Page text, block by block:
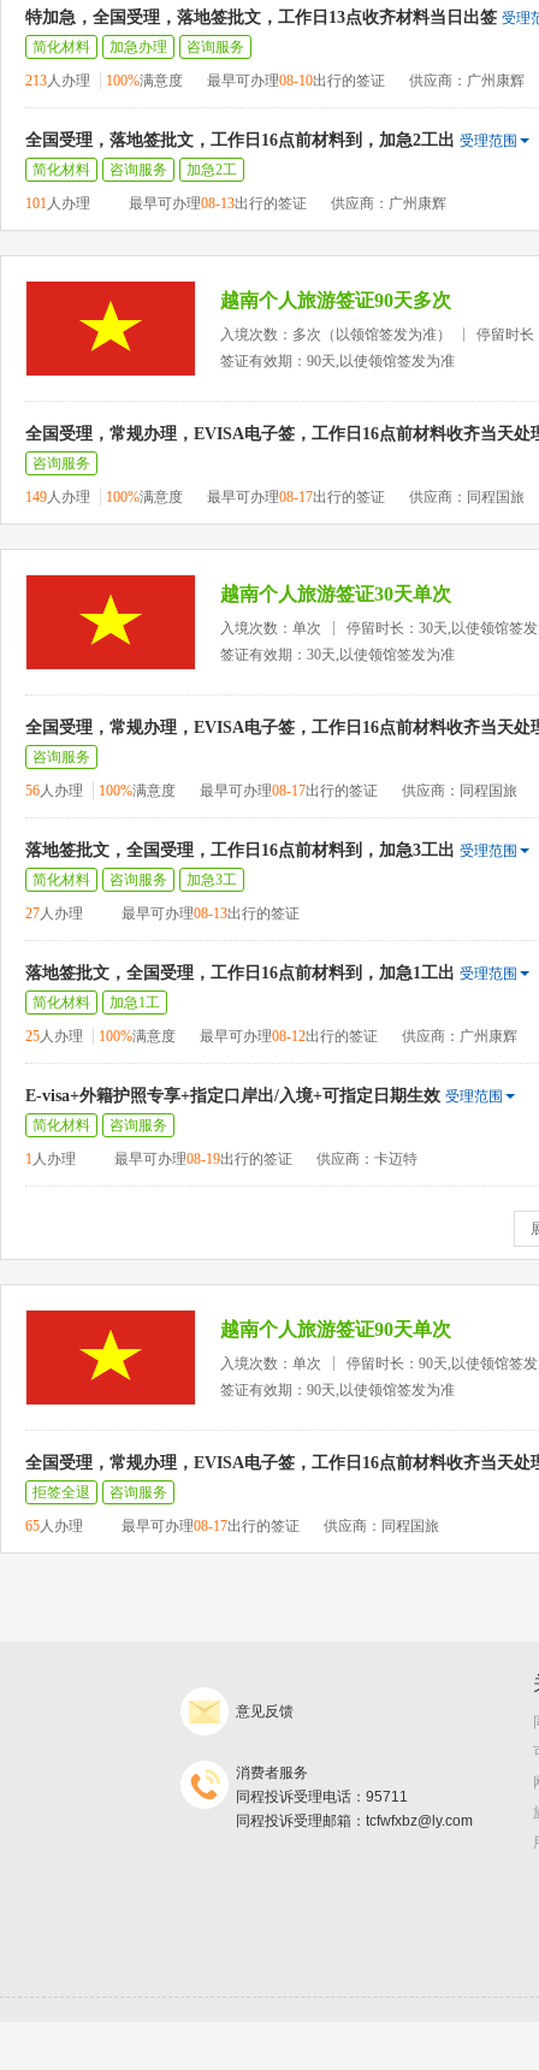
特加急，全国受理，落地签批文，工作日13点收齐材料当日出签 受理
简化材料
加急办理
咨询服务
213人办理 100%满意度 最早可办理08-10出行的签证 供应商：广州康辉
全国受理，落地签批文，工作日16点前材料到，加急2工出 受理范围
简化材料
咨询服务
加急2工
101人办理 最早可办理08-13出行的签证 供应商：广州康辉
越南个人旅游签证90天多次
入境次数：多次（以领馆签发为准）
停留时长
签证有效期：90天,以使领馆签发为准
全国受理，常规办理，EVISA电子签，工作日16点前材料收齐当天处
咨询服务
149人办理 100%满意度 最早可办理08-17出行的签证 供应商：同程国旅
越南个人旅游签证30天单次
入境次数：单次
停留时长：30天,以使领馆签
签证有效期：30天,以使领馆签发为准
全国受理，常规办理，EVISA电子签，工作日16点前材料收齐当天处
咨询服务
56人办理 100%满意度 最早可办理08-17出行的签证 供应商：同程国旅
落地签批文，全国受理，工作日16点前材料到，加急3工出 受理范围
简化材料
咨询服务
加急3工
27人办理 最早可办理08-13出行的签证
落地签批文，全国受理，工作日16点前材料到，加急1工出 受理范围
简化材料
加急1工
25人办理 100%满意度 最早可办理08-12出行的签证 供应商：广州康辉
E-visa+外籍护照专享+指定口岸出/入境+可指定日期生效 受理范围
简化材料
咨询服务
1人办理 最早可办理08-19出行的签证 供应商：卡迈特
越南个人旅游签证90天单次
入境次数：单次
停留时长：90天,以使领馆签
签证有效期：90天,以使领馆签发为准
全国受理，常规办理，EVISA电子签，工作日16点前材料收齐当天处
拒签全退
咨询服务
65人办理 最早可办理08-17出行的签证 供应商：同程国旅
意见反馈
消费者服务
同程投诉受理电话：95711
同程投诉受理邮箱：tcfwfxbz@ly.com